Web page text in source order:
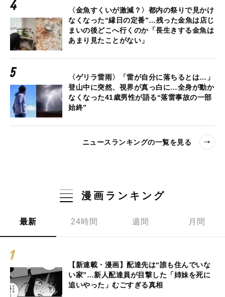
〈金魚すくいが激減？〉都内の祭りで見かけ
なくなった“縁日の定番”…残った金魚は店じ
まいの後どこへ行くのか「長生きする金魚は
あまり見たことがない」
〈ゲリラ雷雨〉「雷が自分に落ちるとは…」
登山中に突然、視界が真っ白に…全身が動か
なくなった41歳男性が語る“落雷事故の一部
始終”
ニュースランキングの一覧を見る
漫画ランキング
最新 24時間 週間 月間
【新連載・漫画】配達先は“誰も住んでいな
い家”…新人配達員が目撃した「姉妹を死に
追いやった」むごすぎる真相